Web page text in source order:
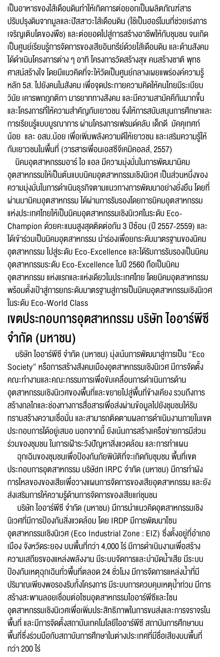
เป็นอาหารของไส้เดือนดินทำให้เกิดการต่อยอกเป็นผลิตภัณฑ์สาร
ปรับปรุงดินจากมูลและปัสสาวะไส้เดือนดิน (ใช้เป็นฮอร์โมนที่ช่วยเร่งการ
เจริญเติบโตของพืช) และต่อยอดไปสู่การสร้างอาชีพให้กับชุมชน จนเกิด
เป็นศูนย์เรียนรู้การจัดการของเสียอินทรีย์ด้วยไส้เดือนดิน และด้านสังคม
ได้ดำเนินโครงการต่าง ๆ อาทิ โครงการวัดสร้างสุข คนสร้างชาติ พุทธ
ศาสน์สร้างใจ โดยมีแนวคิดที่จะให้วัดเป็นศูนย์กลางเผยแพร่องค์ความรู้
หลัก 5ส. ไปยังคนในสังคม เพื่อจุดประกายความคิดให้คนไทยมีระเบียบ
วินัย เคารพกฎกติกา มารยาททางสังคม และมีความสามัคคีกันมากขึ้น
และโครงการที่ให้ความสำคัญกับเยาวชน จึงให้การสนับสนุนการศึกษาและ
การเรียนรู้แบบบูรณาการ ผ่านโครงการเฟรนด์คลับ เด็กดี มัคคุเทศก์
น้อย และ อสม.น้อย เพื่อเพิ่มพลังความดีให้เยาวชน และเสริมความรู้ให้
กับเยาวชนในพื้นที่ (วารสารเพื่อนเอสซีจีเคมิคอลส์, 2557)
นิคมอุตสาหกรรมอาร์ ไอ แอล มีความมุ่งมั่นในการพัฒนานิคม
อุตสาหกรรมให้เป็นต้นแบบนิคมอุตสาหกรรมเชิงนิเวศ เป็นส่วนหนึ่งของ
ความมุ่งมั่นในการดำเนินธุรกิจตามแนวทางการพัฒนาอย่างยั่งยืน โดยที่
ผ่านมานิคมอุตสาหกรรม ได้ผ่านการรับรองโดยการนิคมอุตสาหกรรม
แห่งประเทศไทยให้เป็นนิคมอุตสาหกรรมเชิงนิเวศในระดับ Eco-
Champion ด้วยคะแนนสูงสุดติดต่อกัน 3 ปีซ้อน (ปี 2557-2559) และ
ได้เข้าร่วมเป็นนิคมอุตสาหกรรม นำร่องเพื่อยกระดับมาตรฐานของนิคม
อุตสาหกรรม ไปสู่ระดับ Eco-Excellence และได้รับการรับรองเป็นนิคม
อุตสาหกรรมระดับ Eco-Excellence ในปี 2560 ถือเป็นนิคม
อุตสาหกรรม แห่งแรกและแห่งเดียวในประเทศไทย โดยนิคมอุตสาหกรรม
พร้อมตั้งเป้าสู่การยกระดับมาตรฐานสู่การเป็นนิคมอุตสาหกรรมเชิงนิเวศ
ในระดับ Eco-World Class
เขตประกอบการอุตสาหกรรม บริษัท ไออาร์พีซี
จำกัด (มหาชน)
บริษัท ไออาร์พีซี จำกัด (มหาชน) มุ่งเน้นการพัฒนาสู่การเป็น “Eco
Society” หรือการสร้างสังคมเมืองอุตสาหกรรมเชิงนิเวศ มีการจัดตั้ง
คณะทำงานและคณะกรรมการเพื่อขับเคลื่อนการดำเนินการด้าน
อุตสาหกรรมเชิงนิเวศของพื้นที่และขยายไปสู่พื้นที่ข้างเคียง รวมถึงการ
สร้างกลไกและช่องทางการสื่อสารเพื่อส่งผ่านข้อมูลไปยังชุมชนให้รับ
ทราบสร้างความเชื่อมั่น และสามารถติดตามผลการดำเนินงานภายในเขต
ประกอบการได้อยู่เสมอ นอกจากนี้ ยังเน้นการสร้างเครือข่ายการมีส่วน
ร่วมของชุมชน ในการเฝ้าระวังปัญหาสิ่งแวดล้อม และการทำแผน
ฉุกเฉินของชุมชนเพื่อป้องกันภัยพิบัติที่จะเกิดกับชุมชน พื้นที่เขต
ประกอบการอุตสาหกรรม บริษัdท IRPC จำกัด (มหาชน) มีการทำผัง
การไหลของของเสียเพื่อวางแผนการจัดการของเสียอุตสาหกรรม และยัง
ส่งเสริมการให้ความรู้ด้านการจัดการของเสียแก่ชุมชน
บริษัท ไออาร์พีซี จำกัด (มหาชน) มีการนำแนวคิดอุตสาหกรรมเชิง
นิเวศที่มีการป้องกันสิ่งแวดล้อม โดย IRDP มีการพัฒนาโซน
อุตสาหกรรมเชิงนิเวศ (Eco Industrial Zone : EIZ) ซึ่งตั้งอยู่ที่อำเภอ
เมือง จังหวัดระยอง บนพื้นที่กว่า 4,000 ไร่ มีการดำเนินงานเพื่อสร้าง
ความเสถียรของแหล่งพลังงาน มีระบบจัดการและบำบัดน้ำเสีย มีระบบ
ป้องกันเหตุฉุกเฉินทั่วพื้นที่ตลอด 24 ชั่วโมง มีการจัดการแหล่งน้ำที่มี
ปริมาณเพียงพอรองรับทั้งโครงการ มีระบบการควบคุมเหตุน้ำท่วม มีการ
สร้างสะพานลอยเชื่อมต่อโซนอุตสาหกรรมไออาร์พีซีและโซน
อุตสาหกรรมเชิงนิเวศเพื่อเพิ่มประสิทธิภาพในการขนส่งและการจราจรใน
พื้นที่ และมีการจัดตั้งสถาบันเทคโนโลยีไออาร์พีซี สถาบันการศึกษาบน
พื้นที่ซึ่งร่วมมือกับสถาบันการศึกษาในต่างประเทศที่มีชื่อเสียงบนพื้นที่
กว่า 200 ไร่
แจ้งไฟล์เสีย
หัวข้อเรื่อง :
ชื่อ :
นามสกุล :
อีเมล :
เบอร์โทรศัพท์ :
ข้อความ* :
ส่งข้อความ ล้างข้อมูล
ระบบได้ทำรับเรื่องแล้ว
ขอบคุณสำหรับการแจ้งข้อผิดพลาดทางหน่วยงานจะรีบ
ทำการแก้ไข และปรับปรุงเพื่อกาให้บริการที่ดีขึ้น